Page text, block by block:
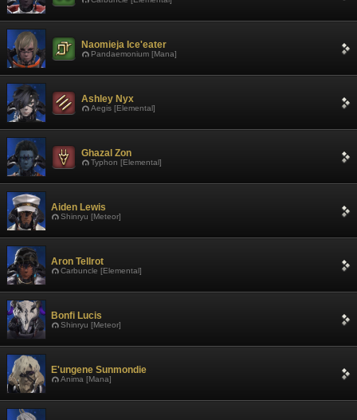
Naomieja Ice'eater
Pandaemonium [Mana]
Ashley Nyx
Aegis [Elemental]
Ghazal Zon
Typhon [Elemental]
Aiden Lewis
Shinryu [Meteor]
Aron Tellrot
Carbuncle [Elemental]
Bonfi Lucis
Shinryu [Meteor]
E'ungene Sunmondie
Anima [Mana]